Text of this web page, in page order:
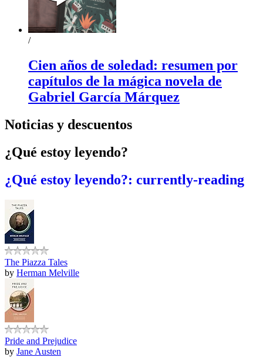
/
Cien años de soledad: resumen por
capítulos de la mágica novela de
Gabriel García Márquez
Noticias y descuentos
¿Qué estoy leyendo?
¿Qué estoy leyendo?: currently-reading
The Piazza Tales
by Herman Melville
Pride and Prejudice
by Jane Austen